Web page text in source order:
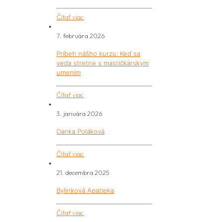
Čítať viac
7. februára 2026
Príbeh nášho kurzu: Keď sa
veda stretne s mastičkárskym
umením
Čítať viac
3. januára 2026
Danka Poláková
Čítať viac
21. decembra 2025
Bylinková Apatieka
Čítať viac